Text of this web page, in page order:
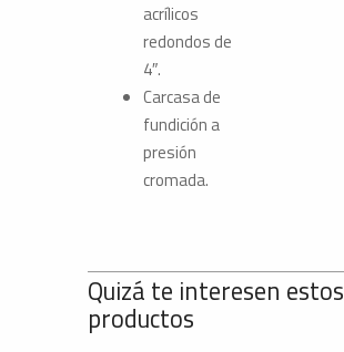
acrílicos
redondos de
4″.
Carcasa de
fundición a
presión
cromada.
Quizá te interesen estos
productos